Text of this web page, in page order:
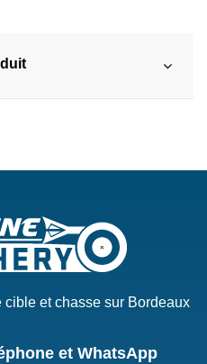
et chasse sur Bordeaux
et WhatsApp